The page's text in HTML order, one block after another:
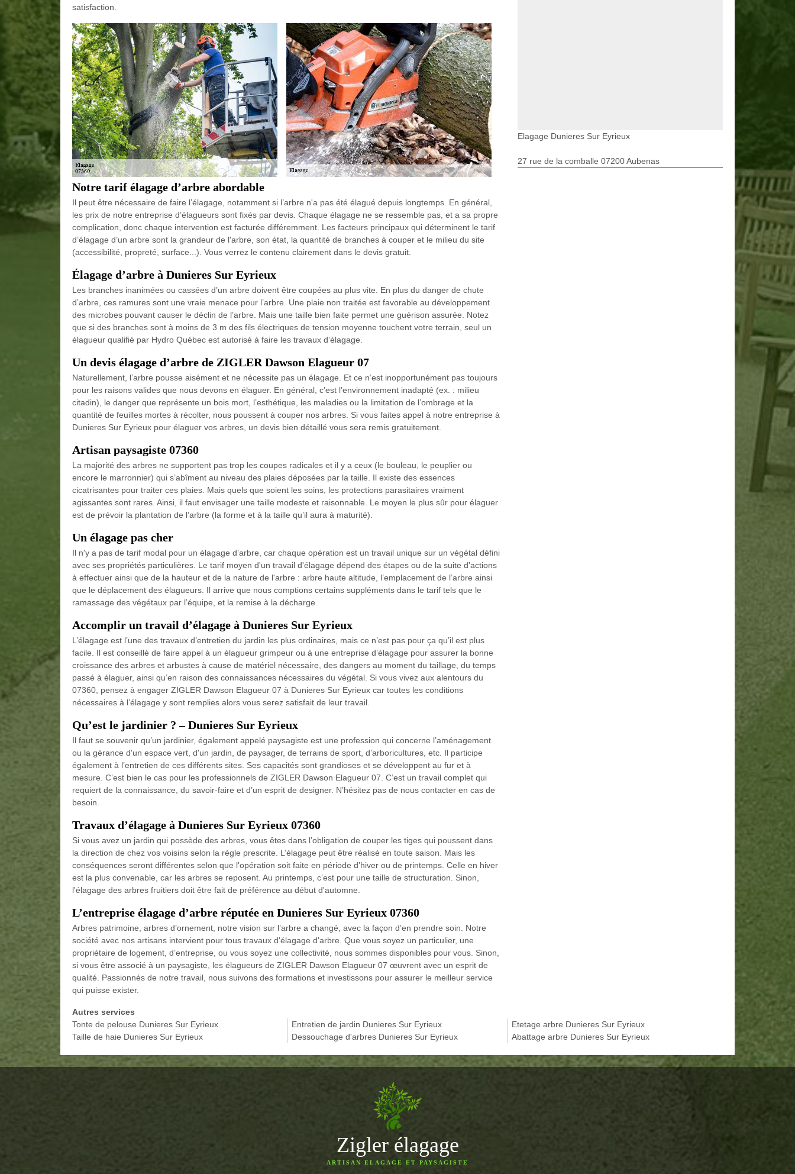
satisfaction.
Notre tarif élagage d’arbre abordable
Il peut être nécessaire de faire l’élagage, notamment si l’arbre n'a pas été élagué depuis longtemps. En général,
les prix de notre entreprise d’élagueurs sont fixés par devis. Chaque élagage ne se ressemble pas, et a sa propre
complication, donc chaque intervention est facturée différemment. Les facteurs principaux qui déterminent le tarif
d’élagage d’un arbre sont la grandeur de l'arbre, son état, la quantité de branches à couper et le milieu du site
(accessibilité, propreté, surface...). Vous verrez le contenu clairement dans le devis gratuit.
Élagage d’arbre à Dunieres Sur Eyrieux
Les branches inanimées ou cassées d’un arbre doivent être coupées au plus vite. En plus du danger de chute
d’arbre, ces ramures sont une vraie menace pour l’arbre. Une plaie non traitée est favorable au développement
des microbes pouvant causer le déclin de l’arbre. Mais une taille bien faite permet une guérison assurée. Notez
que si des branches sont à moins de 3 m des fils électriques de tension moyenne touchent votre terrain, seul un
élagueur qualifié par Hydro Québec est autorisé à faire les travaux d’élagage.
Un devis élagage d’arbre de ZIGLER Dawson Elagueur 07
Naturellement, l’arbre pousse aisément et ne nécessite pas un élagage. Et ce n’est inopportunément pas toujours
pour les raisons valides que nous devons en élaguer. En général, c’est l’environnement inadapté (ex. : milieu
citadin), le danger que représente un bois mort, l’esthétique, les maladies ou la limitation de l’ombrage et la
quantité de feuilles mortes à récolter, nous poussent à couper nos arbres. Si vous faites appel à notre entreprise à
Dunieres Sur Eyrieux pour élaguer vos arbres, un devis bien détaillé vous sera remis gratuitement.
Artisan paysagiste 07360
La majorité des arbres ne supportent pas trop les coupes radicales et il y a ceux (le bouleau, le peuplier ou
encore le marronnier) qui s’abîment au niveau des plaies déposées par la taille. Il existe des essences
cicatrisantes pour traiter ces plaies. Mais quels que soient les soins, les protections parasitaires vraiment
agissantes sont rares. Ainsi, il faut envisager une taille modeste et raisonnable. Le moyen le plus sûr pour élaguer
est de prévoir la plantation de l’arbre (la forme et à la taille qu’il aura à maturité).
Un élagage pas cher
Il n'y a pas de tarif modal pour un élagage d’arbre, car chaque opération est un travail unique sur un végétal défini
avec ses propriétés particulières. Le tarif moyen d'un travail d'élagage dépend des étapes ou de la suite d'actions
à effectuer ainsi que de la hauteur et de la nature de l'arbre : arbre haute altitude, l’emplacement de l’arbre ainsi
que le déplacement des élagueurs. Il arrive que nous comptions certains suppléments dans le tarif tels que le
ramassage des végétaux par l’équipe, et la remise à la décharge.
Accomplir un travail d’élagage à Dunieres Sur Eyrieux
L’élagage est l’une des travaux d’entretien du jardin les plus ordinaires, mais ce n’est pas pour ça qu’il est plus
facile. Il est conseillé de faire appel à un élagueur grimpeur ou à une entreprise d’élagage pour assurer la bonne
croissance des arbres et arbustes à cause de matériel nécessaire, des dangers au moment du taillage, du temps
passé à élaguer, ainsi qu’en raison des connaissances nécessaires du végétal. Si vous vivez aux alentours du
07360, pensez à engager ZIGLER Dawson Elagueur 07 à Dunieres Sur Eyrieux car toutes les conditions
nécessaires à l’élagage y sont remplies alors vous serez satisfait de leur travail.
Qu’est le jardinier ? – Dunieres Sur Eyrieux
Il faut se souvenir qu’un jardinier, également appelé paysagiste est une profession qui concerne l’aménagement
ou la gérance d'un espace vert, d'un jardin, de paysager, de terrains de sport, d’arboricultures, etc. Il participe
également à l’entretien de ces différents sites. Ses capacités sont grandioses et se développent au fur et à
mesure. C’est bien le cas pour les professionnels de ZIGLER Dawson Elagueur 07. C’est un travail complet qui
requiert de la connaissance, du savoir-faire et d’un esprit de designer. N’hésitez pas de nous contacter en cas de
besoin.
Travaux d’élagage à Dunieres Sur Eyrieux 07360
Si vous avez un jardin qui possède des arbres, vous êtes dans l’obligation de couper les tiges qui poussent dans
la direction de chez vos voisins selon la règle prescrite. L’élagage peut être réalisé en toute saison. Mais les
conséquences seront différentes selon que l'opération soit faite en période d’hiver ou de printemps. Celle en hiver
est la plus convenable, car les arbres se reposent. Au printemps, c’est pour une taille de structuration. Sinon,
l'élagage des arbres fruitiers doit être fait de préférence au début d'automne.
L’entreprise élagage d’arbre réputée en Dunieres Sur Eyrieux 07360
Arbres patrimoine, arbres d’ornement, notre vision sur l’arbre a changé, avec la façon d’en prendre soin. Notre
société avec nos artisans intervient pour tous travaux d'élagage d'arbre. Que vous soyez un particulier, une
propriétaire de logement, d’entreprise, ou vous soyez une collectivité, nous sommes disponibles pour vous. Sinon,
si vous être associé à un paysagiste, les élagueurs de ZIGLER Dawson Elagueur 07 œuvrent avec un esprit de
qualité. Passionnés de notre travail, nous suivons des formations et investissons pour assurer le meilleur service
qui puisse exister.
Elagage Dunieres Sur Eyrieux
27 rue de la comballe 07200 Aubenas
Autres services
Tonte de pelouse Dunieres Sur Eyrieux
Taille de haie Dunieres Sur Eyrieux
Entretien de jardin Dunieres Sur Eyrieux
Dessouchage d'arbres Dunieres Sur Eyrieux
Etetage arbre Dunieres Sur Eyrieux
Abattage arbre Dunieres Sur Eyrieux
Zigler élagage
ARTISAN ELAGAGE ET PAYSAGISTE